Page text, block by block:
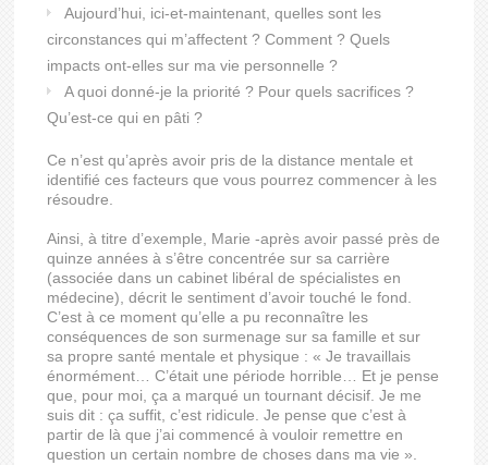
Aujourd’hui, ici-et-maintenant, quelles sont les
circonstances qui m’affectent ? Comment ? Quels
impacts ont-elles sur ma vie personnelle ?
A quoi donné-je la priorité ? Pour quels sacrifices ?
Qu’est-ce qui en pâti ?
Ce n’est qu’après avoir pris de la distance mentale et
identifié ces facteurs que vous pourrez commencer à les
résoudre.
Ainsi, à titre d’exemple, Marie -après avoir passé près de
quinze années à s’être concentrée sur sa carrière
(associée dans un cabinet libéral de spécialistes en
médecine), décrit le sentiment d’avoir touché le fond.
C’est à ce moment qu’elle a pu reconnaître les
conséquences de son surmenage sur sa famille et sur
sa propre santé mentale et physique : « Je travaillais
énormément… C’était une période horrible… Et je pense
que, pour moi, ça a marqué un tournant décisif. Je me
suis dit : ça suffit, c’est ridicule. Je pense que c’est à
partir de là que j’ai commencé à vouloir remettre en
question un certain nombre de choses dans ma vie ».